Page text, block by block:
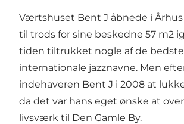
Værtshuset Bent J åbnede i Århus
til trods for sine beskedne 57 m2
tiden tiltrukket nogle af de
internationale jazznavne. Men
indehaveren Bent J i 2008 at
da det var hans eget ønske at
livsværk til Den Gamle By.